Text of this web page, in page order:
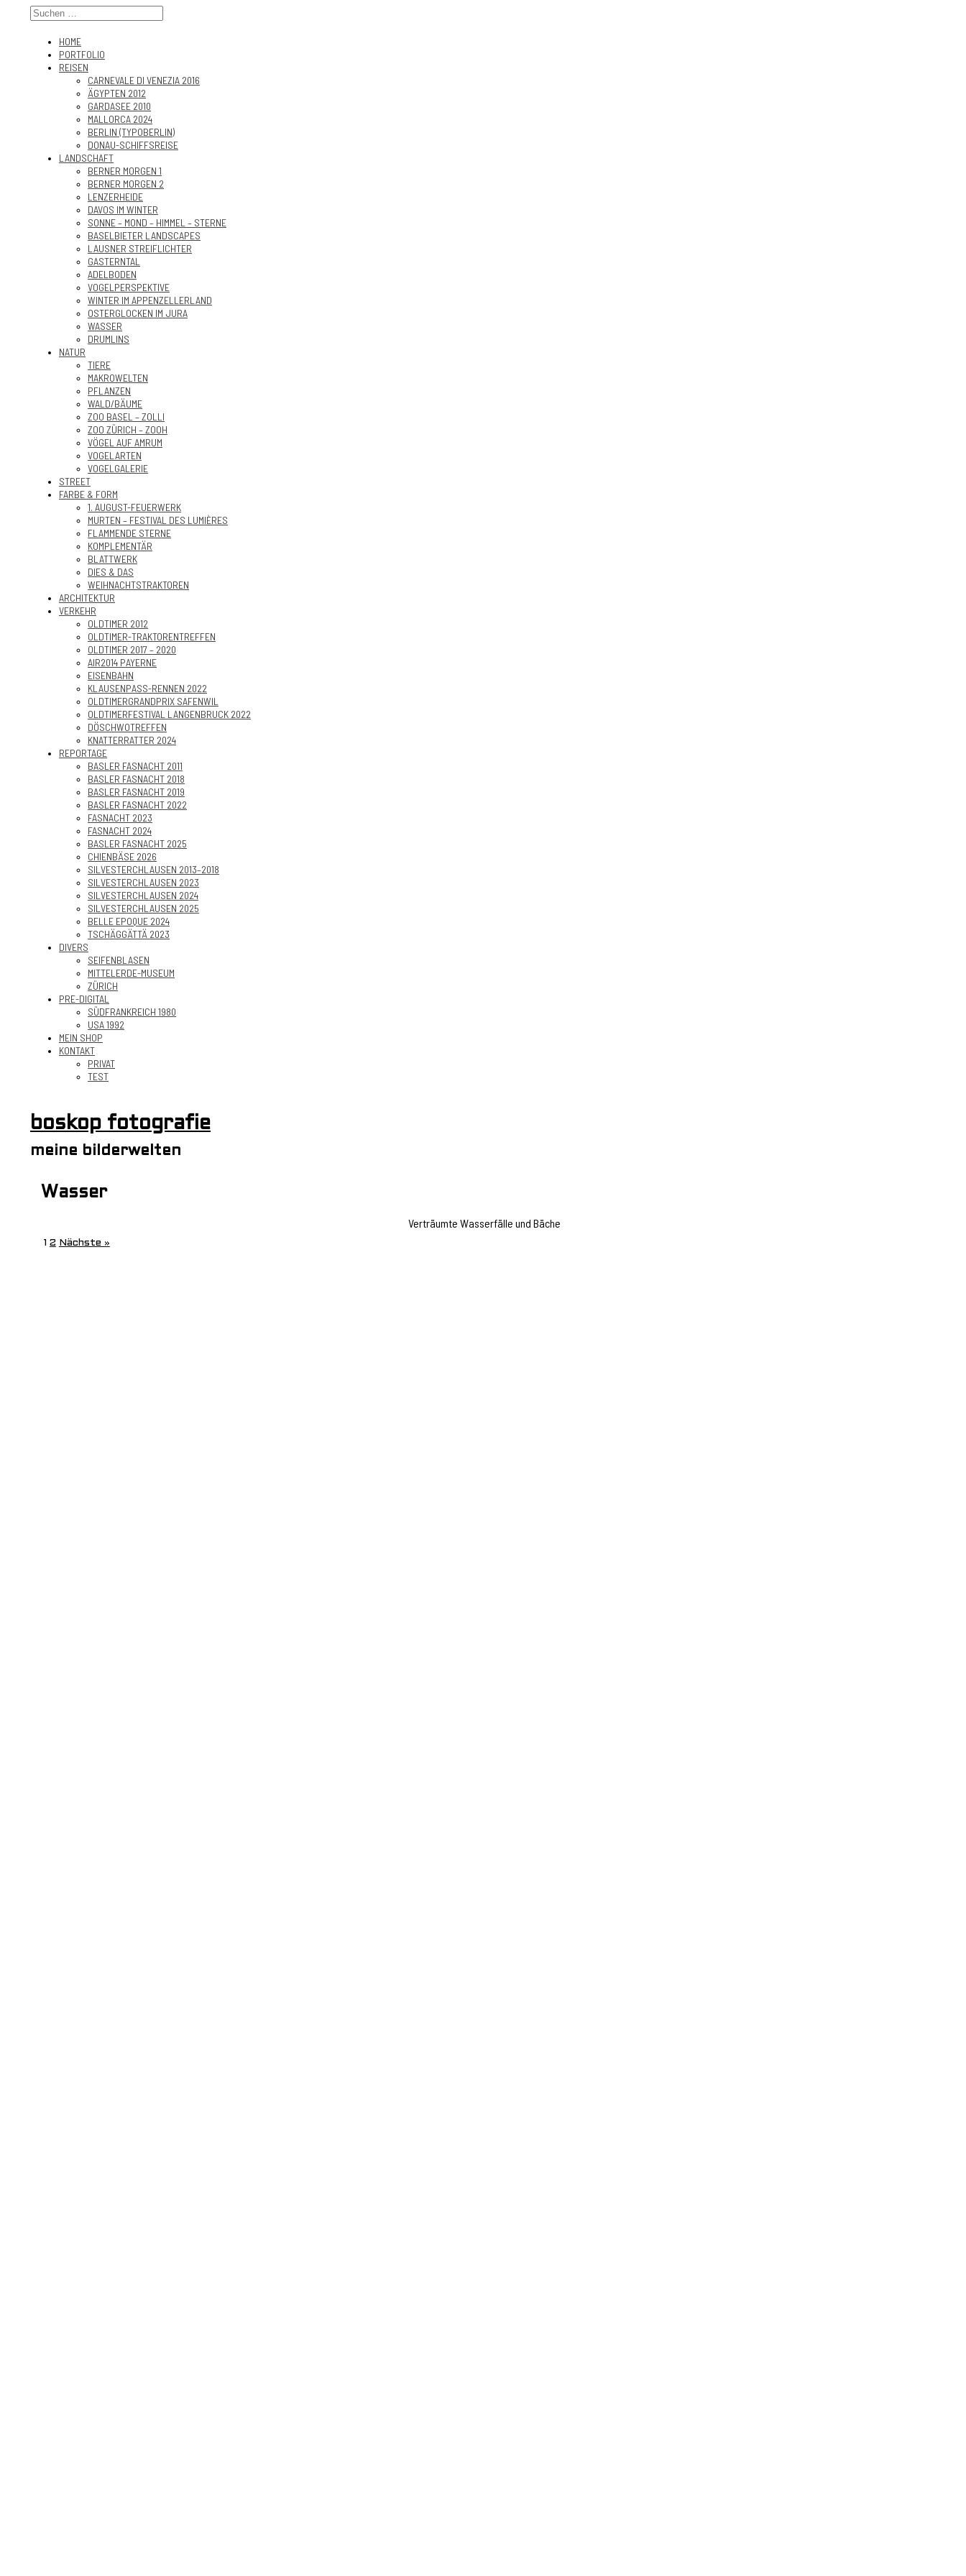
HOME
PORTFOLIO
REISEN
CARNEVALE DI VENEZIA 2016
ÄGYPTEN 2012
GARDASEE 2010
MALLORCA 2024
BERLIN (TYPOBERLIN)
DONAU-SCHIFFSREISE
LANDSCHAFT
BERNER MORGEN 1
BERNER MORGEN 2
LENZERHEIDE
DAVOS IM WINTER
SONNE – MOND – HIMMEL – STERNE
BASELBIETER LANDSCAPES
LAUSNER STREIFLICHTER
GASTERNTAL
ADELBODEN
VOGELPERSPEKTIVE
WINTER IM APPENZELLERLAND
OSTERGLOCKEN IM JURA
WASSER
DRUMLINS
NATUR
TIERE
MAKROWELTEN
PFLANZEN
WALD/BÄUME
ZOO BASEL – ZOLLI
ZOO ZÜRICH – ZOOH
VÖGEL AUF AMRUM
VOGELARTEN
VOGELGALERIE
STREET
FARBE & FORM
1. AUGUST-FEUERWERK
MURTEN – FESTIVAL DES LUMIÈRES
FLAMMENDE STERNE
KOMPLEMENTÄR
BLATTWERK
DIES & DAS
WEIHNACHTSTRAKTOREN
ARCHITEKTUR
VERKEHR
OLDTIMER 2012
OLDTIMER-TRAKTORENTREFFEN
OLDTIMER 2017 – 2020
AIR2014 PAYERNE
EISENBAHN
KLAUSENPASS-RENNEN 2022
OLDTIMERGRANDPRIX SAFENWIL
OLDTIMERFESTIVAL LANGENBRUCK 2022
DÖSCHWOTREFFEN
KNATTERRATTER 2024
REPORTAGE
BASLER FASNACHT 2011
BASLER FASNACHT 2018
BASLER FASNACHT 2019
BASLER FASNACHT 2022
FASNACHT 2023
FASNACHT 2024
BASLER FASNACHT 2025
CHIENBÄSE 2026
SILVESTERCHLAUSEN 2013–2018
SILVESTERCHLAUSEN 2023
SILVESTERCHLAUSEN 2024
SILVESTERCHLAUSEN 2025
BELLE EPOQUE 2024
TSCHÄGGÄTTÄ 2023
DIVERS
SEIFENBLASEN
MITTELERDE-MUSEUM
ZÜRICH
PRE-DIGITAL
SÜDFRANKREICH 1980
USA 1992
MEIN SHOP
KONTAKT
PRIVAT
TEST
boskop fotografie
meine bilderwelten
Wasser
Verträumte Wasserfälle und Bäche
1 2 Nächste »